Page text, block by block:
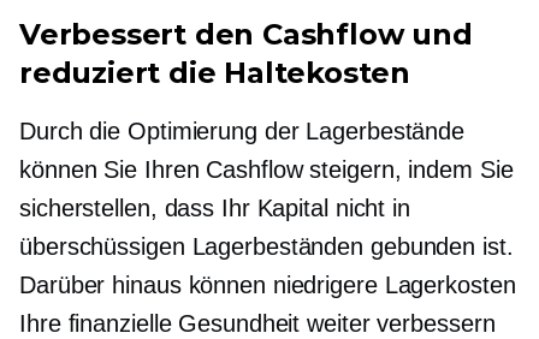
Verbessert den Cashflow und
reduziert die Haltekosten
Durch die Optimierung der Lagerbestände
können Sie Ihren Cashflow steigern, indem Sie
sicherstellen, dass Ihr Kapital nicht in
überschüssigen Lagerbeständen gebunden ist.
Darüber hinaus können niedrigere Lagerkosten
Ihre finanzielle Gesundheit weiter verbessern